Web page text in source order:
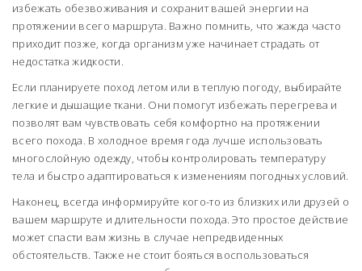
избежать обезвоживания и сохранит вашей энергии на
протяжении всего маршрута. Важно помнить, что жажда часто
приходит позже, когда организм уже начинает страдать от
недостатка жидкости.
Если планируете поход летом или в теплую погоду, выбирайте
легкие и дышащие ткани. Они помогут избежать перегрева и
позволят вам чувствовать себя комфортно на протяжении
всего похода. В холодное время года лучше использовать
многослойную одежду, чтобы контролировать температуру
тела и быстро адаптироваться к изменениям погодных условий.
Наконец, всегда информируйте кого-то из близких или друзей о
вашем маршруте и длительности похода. Это простое действие
может спасти вам жизнь в случае непредвиденных
обстоятельств. Также не стоит бояться воспользоваться